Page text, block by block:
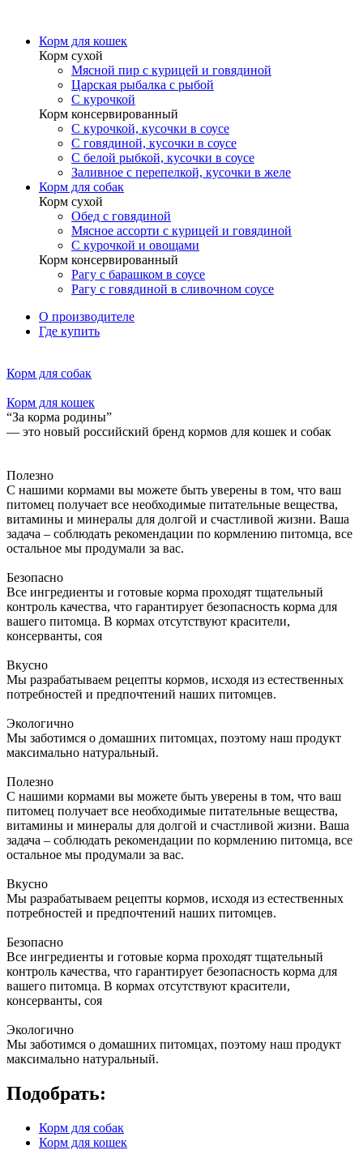
Корм для кошек
Корм сухой
Мясной пир с курицей и говядиной
Царская рыбалка с рыбой
С курочкой
Корм консервированный
С курочкой, кусочки в соусе
С говядиной, кусочки в соусе
С белой рыбкой, кусочки в соусе
Заливное с перепелкой, кусочки в желе
Корм для собак
Корм сухой
Обед с говядиной
Мясное ассорти с курицей и говядиной
С курочкой и овощами
Корм консервированный
Рагу с барашком в соусе
Рагу с говядиной в сливочном соусе
О производителе
Где купить
Корм для собак
Корм для кошек
“За корма родины”
— это новый российский бренд кормов для кошек и собак
Полезно
С нашими кормами вы можете быть уверены в том, что ваш
питомец получает все необходимые питательные вещества,
витамины и минералы для долгой и счастливой жизни. Ваша
задача – соблюдать рекомендации по кормлению питомца, все
остальное мы продумали за вас.
Безопасно
Все ингредиенты и готовые корма проходят тщательный
контроль качества, что гарантирует безопасность корма для
вашего питомца. В кормах отсутствуют красители,
консерванты, соя
Вкусно
Мы разрабатываем рецепты кормов, исходя из естественных
потребностей и предпочтений наших питомцев.
Экологично
Мы заботимся о домашних питомцах, поэтому наш продукт
максимально натуральный.
Полезно
С нашими кормами вы можете быть уверены в том, что ваш
питомец получает все необходимые питательные вещества,
витамины и минералы для долгой и счастливой жизни. Ваша
задача – соблюдать рекомендации по кормлению питомца, все
остальное мы продумали за вас.
Вкусно
Мы разрабатываем рецепты кормов, исходя из естественных
потребностей и предпочтений наших питомцев.
Безопасно
Все ингредиенты и готовые корма проходят тщательный
контроль качества, что гарантирует безопасность корма для
вашего питомца. В кормах отсутствуют красители,
консерванты, соя
Экологично
Мы заботимся о домашних питомцах, поэтому наш продукт
максимально натуральный.
Подобрать:
Корм для собак
Корм для кошек